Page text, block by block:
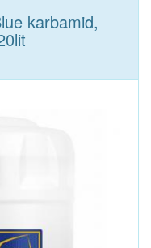
karbamid,